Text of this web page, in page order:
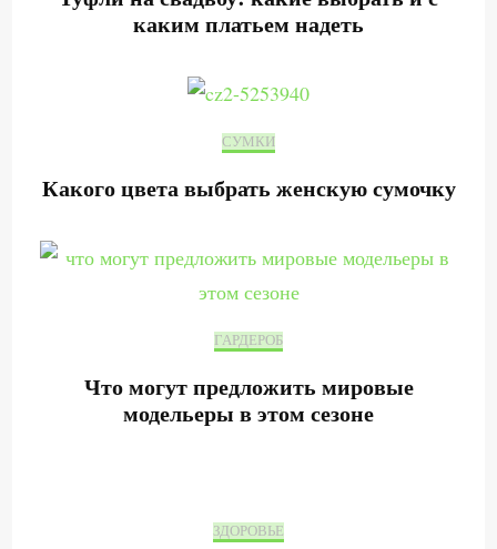
каким платьем надеть
СУМКИ
Какого цвета выбрать женскую сумочку
ГАРДЕРОБ
Что могут предложить мировые
модельеры в этом сезоне
ЗДОРОВЬЕ